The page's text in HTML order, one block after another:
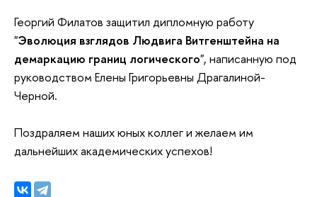
Георгий Филатов защитил дипломную работу
"Эволюция взглядов Людвига Витгенштейна на
демаркацию границ логического", написанную под
руководством Елены Григорьевны Драгалиной-
Черной.
Поздраляем наших юных коллег и желаем им
дальнейших академических успехов!